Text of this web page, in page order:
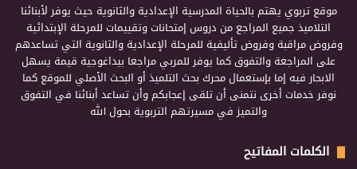
موقع تربوي يهتم بالحياة المدرسية الإعدادية والثانوية حيث يوفر لأبنائنا
التلاميذ جميع المراجع من دروس إمتحانات وتقييمات للمرحلة الإبتدائية
وفروض مراقبة وفروض تأليفية للمرحلة الإعدادية والثانوية التي تساعدهم
على المراجعة والتفوق كما يوفر للمربي مراجعا بيداغوجية قيمة يسهل
الابحار فيه إما بإستعمال محرك بحث التلميذ أو البحث الأصلي للموقع كما
نوفر خدمات أخرى نتمنى أن تلقى إعجابكم وأن تساعد أبنائنا في التفوق
والتميز في مسيرتهم التربوية بحول الله
الكلمات المفاتيح